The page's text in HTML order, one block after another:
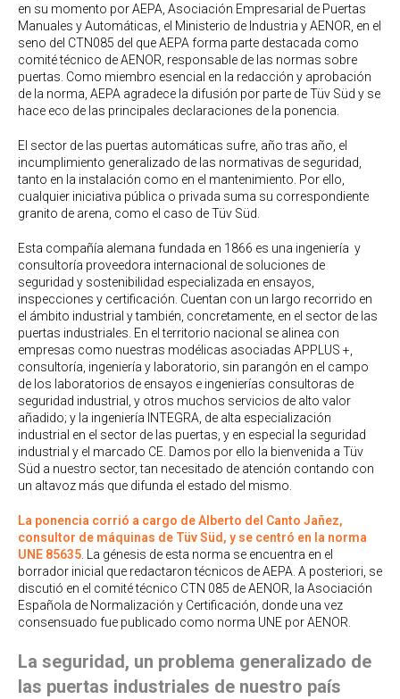
en su momento por AEPA, Asociación Empresarial de Puertas
Manuales y Automáticas, el Ministerio de Industria y AENOR, en el
seno del CTN085 del que AEPA forma parte destacada como
comité técnico de AENOR, responsable de las normas sobre
puertas. Como miembro esencial en la redacción y aprobación
de la norma, AEPA agradece la difusión por parte de Tüv Süd y se
hace eco de las principales declaraciones de la ponencia.
El sector de las puertas automáticas sufre, año tras año, el
incumplimiento generalizado de las normativas de seguridad,
tanto en la instalación como en el mantenimiento. Por ello,
cualquier iniciativa pública o privada suma su correspondiente
granito de arena, como el caso de Tüv Süd.
Esta compañía alemana fundada en 1866 es una ingeniería y
consultoría proveedora internacional de soluciones de
seguridad y sostenibilidad especializada en ensayos,
inspecciones y certificación. Cuentan con un largo recorrido en
el ámbito industrial y también, concretamente, en el sector de las
puertas industriales. En el territorio nacional se alinea con
empresas como nuestras modélicas asociadas APPLUS +,
consultoría, ingeniería y laboratorio, sin parangón en el campo
de los laboratorios de ensayos e ingenierías consultoras de
seguridad industrial, y otros muchos servicios de alto valor
añadido; y la ingeniería INTEGRA, de alta especialización
industrial en el sector de las puertas, y en especial la seguridad
industrial y el marcado CE. Damos por ello la bienvenida a Tüv
Süd a nuestro sector, tan necesitado de atención contando con
un altavoz más que difunda el estado del mismo.
La ponencia corrió a cargo de Alberto del Canto Jañez,
consultor de máquinas de Tüv Süd, y se centró en la norma
UNE 85635 . La génesis de esta norma se encuentra en el
borrador inicial que redactaron técnicos de AEPA. A posteriori, se
discutió en el comité técnico CTN 085 de AENOR, la Asociación
Española de Normalización y Certificación, donde una vez
consensuado fue publicado como norma UNE por AENOR.
La seguridad, un problema generalizado de
las puertas industriales de nuestro país